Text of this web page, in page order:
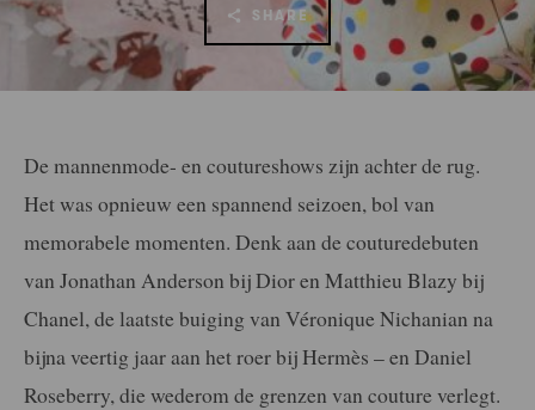
SHARE
De mannenmode- en coutureshows zijn achter de rug.
Het was opnieuw een spannend seizoen, bol van
memorabele momenten. Denk aan de couturedebuten
van Jonathan Anderson bij Dior en Matthieu Blazy bij
Chanel, de laatste buiging van Véronique Nichanian na
bijna veertig jaar aan het roer bij Hermès – en Daniel
Roseberry, die wederom de grenzen van couture verlegt.